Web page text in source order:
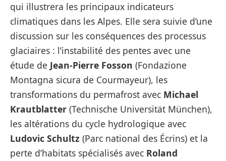
qui illustrera les principaux indicateurs
climatiques dans les Alpes. Elle sera suivie d’une
discussion sur les conséquences des processus
glaciaires : l’instabilité des pentes avec une
étude de Jean-Pierre Fosson (Fondazione
Montagna sicura de Courmayeur), les
transformations du permafrost avec Michael
Krautblatter (Technische Universität München),
les altérations du cycle hydrologique avec
Ludovic Schultz (Parc national des Écrins) et la
perte d’habitats spécialisés avec Roland